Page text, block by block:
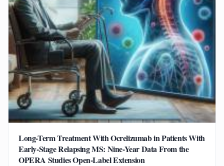
Long-Term Treatment With Ocrelizumab in Patients With
Early-Stage Relapsing MS: Nine-Year Data From the
OPERA Studies Open-Label Extension